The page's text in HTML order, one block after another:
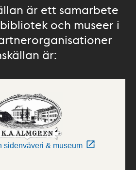
är ett samarbete
och museer i
är:
sidenväveri & museum